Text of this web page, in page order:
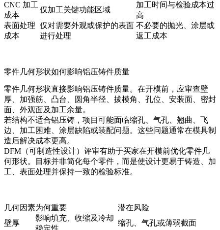
CNC 加工
成本
仅加工关键功能区域
加工时间与检验成本过
高
表面处理
成本
仅对需要外观或保护的表面
进行处理
不必要的抛光、涂层或
返工成本
零件几何形状如何影响铝压铸件质量
零件几何形状直接影响铝压铸件质量。在开模前，应审查壁
厚、加强筋、凸台、圆角半径、拔模角、孔位、安装面、密封
面、外观面及加工余量。
若结构不适合铝压铸，项目可能面临缩孔、气孔、翘曲、飞
边、加工困难、涂层缺陷或装配问题。这些问题通常在模具制
造后解决成本更高。
DFM（可制造性设计）评审有助于买家在开模前优化零件几
何形状。目标并非简化每个零件，而是使设计更易于铸造、加
工、表面处理并保持一致的检验标准。
几何因素为何重要
潜在风险
壁厚
影响填充、收缩及冷却
缩孔、气孔或薄弱截面